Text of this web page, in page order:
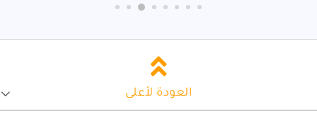
العودة لأعلى